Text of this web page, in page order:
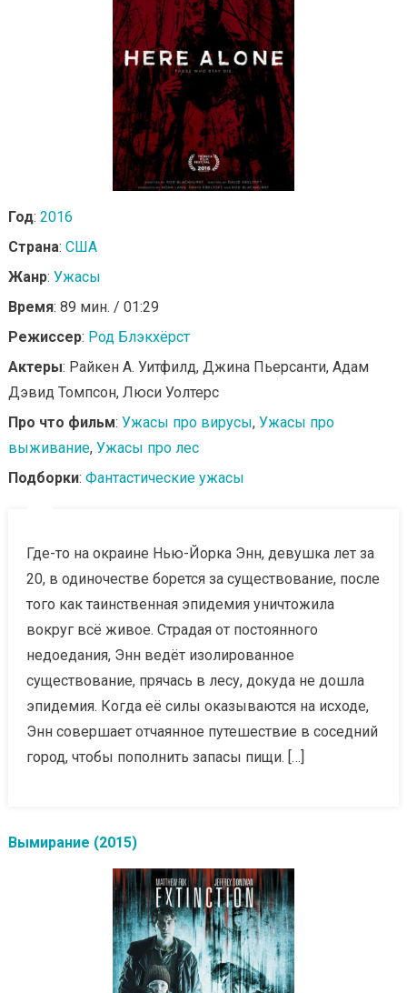
Год: 2016
Страна: США
Жанр: Ужасы
Время: 89 мин. / 01:29
Режиссер: Род Блэкхёрст
Актеры: Райкен А. Уитфилд, Джина Пьерсанти, Адам
Дэвид Томпсон, Люси Уолтерс
Про что фильм: Ужасы про вирусы, Ужасы про
выживание, Ужасы про лес
Подборки: Фантастические ужасы
Где-то на окраине Нью-Йорка Энн, девушка лет за
20, в одиночестве борется за существование, после
того как таинственная эпидемия уничтожила
вокруг всё живое. Страдая от постоянного
недоедания, Энн ведёт изолированное
существование, прячась в лесу, докуда не дошла
эпидемия. Когда её силы оказываются на исходе,
Энн совершает отчаянное путешествие в соседний
город, чтобы пополнить запасы пищи. […]
Вымирание (2015)